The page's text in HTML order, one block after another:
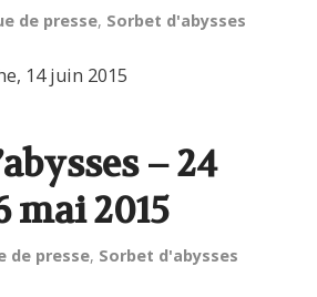
de presse, Sorbet d'abysses
14 juin 2015
– 24
mai 2015
de presse, Sorbet d'abysses